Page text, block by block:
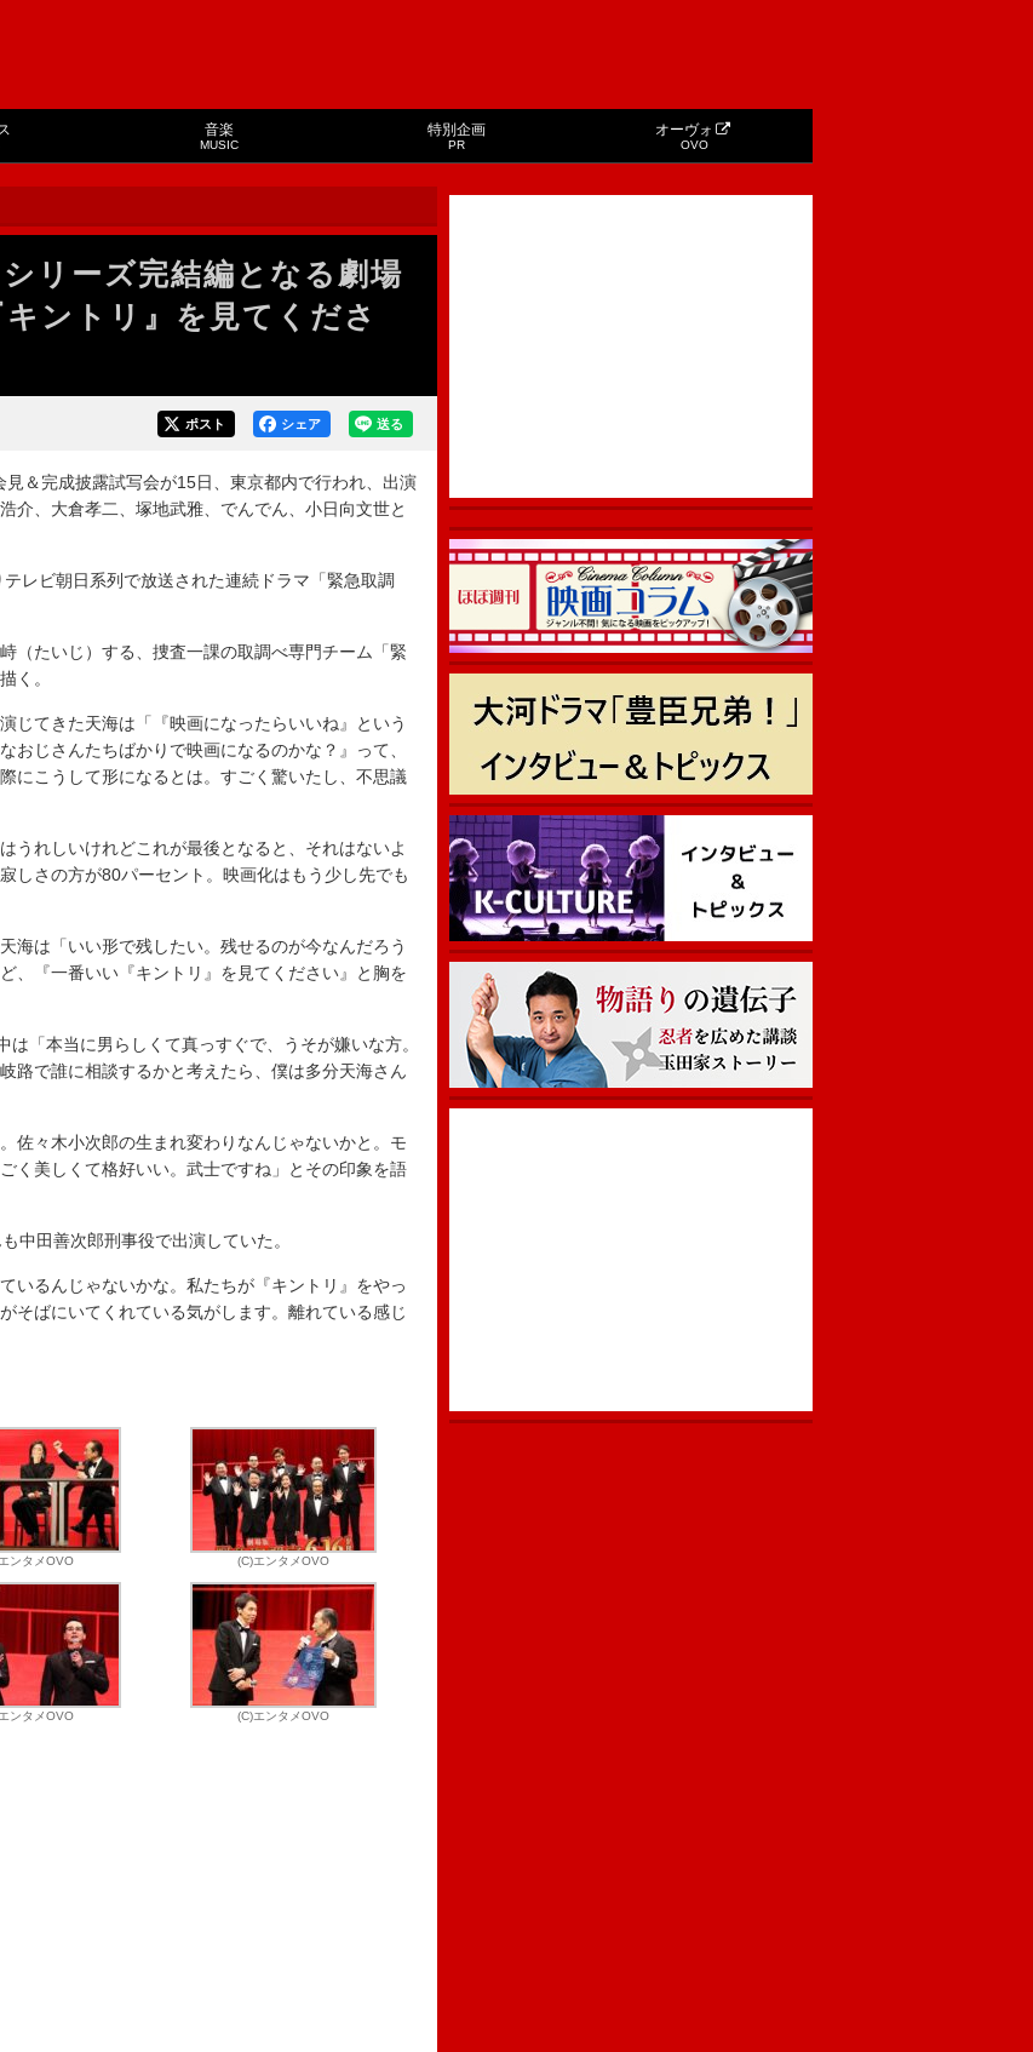
音楽
MUSIC
特別企画
PR
オーヴォ
OVO
リーズ完結編となる劇場
ントリ』を見てくださ
送る
シェア
ポスト
＆完成披露試写会が15日、東京都内で行われ、出演
介、大倉孝二、塚地武雅、でんでん、小日向文世と
レビ朝日系列で放送された連続ドラマ「緊急取調
（たいじ）する、捜査一課の取調べ専門チーム「緊
く。
てきた天海は「『映画になったらいいね』という
おじさんたちばかりで映画になるのかな？』って、
にこうして形になるとは。すごく驚いたし、不思議
れしいけれどこれが最後となると、それはないよ
しさの方が80パーセント。映画化はもう少し先でも
は「いい形で残したい。残せるのが今なんだろう
、『一番いい『キントリ』を見てください』と胸を
「本当に男らしくて真っすぐで、うそが嫌いな方。
路で誰に相談するかと考えたら、僕は多分天海さん
佐々木小次郎の生まれ変わりなんじゃないかと。モ
く美しくて格好いい。武士ですね」とその印象を語
中田善次郎刑事役で出演していた。
いるんじゃないかな。私たちが『キントリ』をやっ
そばにいてくれている気がします。離れている感じ
ンタメOVO (C)エンタメOVO
ンタメOVO (C)エンタメOVO